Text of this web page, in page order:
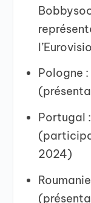
Pologne :
Portugal :
2024)